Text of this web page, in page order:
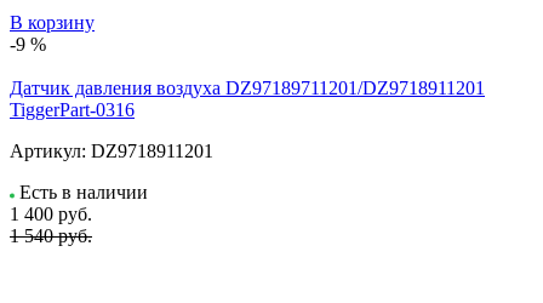
В корзину
-9 %
Датчик давления воздуха DZ97189711201/DZ9718911201
TiggerPart-0316
Артикул: DZ9718911201
Есть в наличии
1 400 руб.
1 540 руб.